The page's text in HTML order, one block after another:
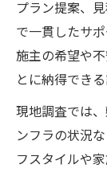
プラン提案、
で一貫したサ
施主の希望や
とに納得でき
現地調査では
ンフラの状況
フスタイルや